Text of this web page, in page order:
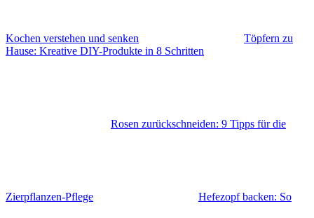
Kochen verstehen und senken
Töpfern zu
Hause: Kreative DIY-Produkte in 8 Schritten
Rosen zurückschneiden: 9 Tipps für die
Zierpflanzen-Pflege Hefezopf backen: So